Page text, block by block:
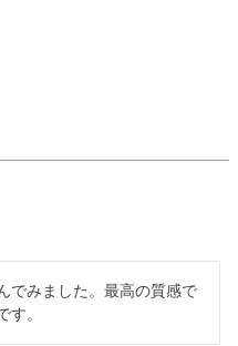
でみました。最高の質感で
す。